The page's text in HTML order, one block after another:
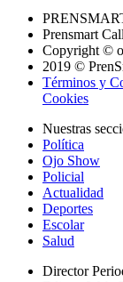
Prensmart
Copyright ©
2019 ©
Términos y
Cookies
Nuestras
Política
Ojo Show
Policial
Actualidad
Deportes
Escolar
Salud
Director